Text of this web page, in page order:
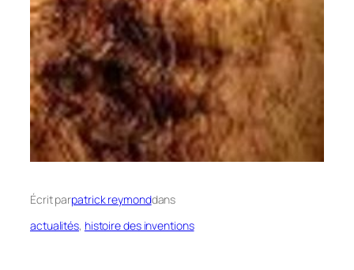
Écrit parpatrick reymonddans
actualités, histoire des inventions